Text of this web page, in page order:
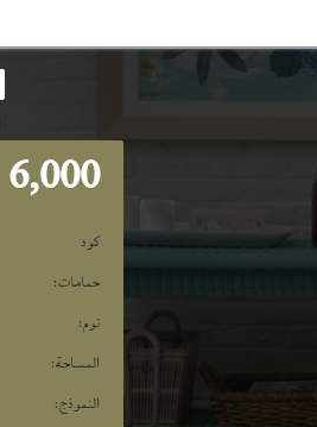
6,000
كود
حمامات:
نوم:
المساحة:
النموذج: